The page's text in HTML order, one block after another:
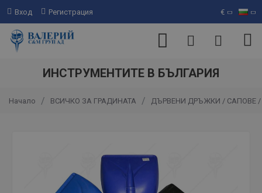
Вход Регистрация €
ИНСТРУМЕНТИТЕ В БЪЛГАРИЯ
Начало ВСИЧКО ЗА ГРАДИНАТА ДЪРВЕНИ ДРЪЖКИ / САПОВЕ /